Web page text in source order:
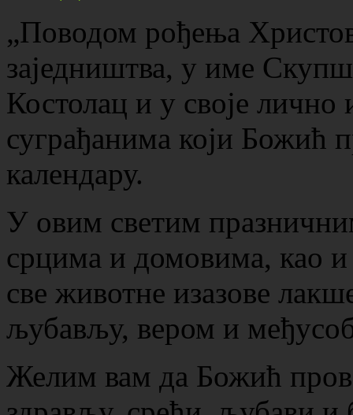
„Поводом рођења
заједништва, у име
Костолац и у своје
суграђанима који Божић
календару.
У овим светим
срцима и домовима, као
све животне изазове
љубављу, вером и
Желим вам да Божић